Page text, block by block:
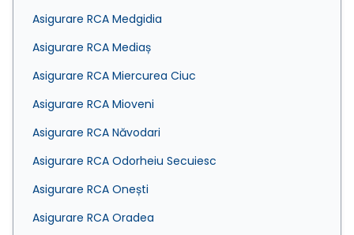
Asigurare RCA Medgidia
Asigurare RCA Mediaș
Asigurare RCA Miercurea Ciuc
Asigurare RCA Mioveni
Asigurare RCA Năvodari
Asigurare RCA Odorheiu Secuiesc
Asigurare RCA Onești
Asigurare RCA Oradea